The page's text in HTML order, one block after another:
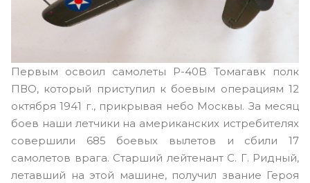
Первым освоил самолеты P-40B Томагавк полк
ПВО, который приступил к боевым операциям 12
октября 1941 г., прикрывая небо Москвы. За месяц
боев наши летчики на американских истребителях
совершили 685 боевых вылетов и сбили 17
самолетов врага. Старший лейтенант С. Г. Ридный,
летавший на этой машине, получил звание Героя